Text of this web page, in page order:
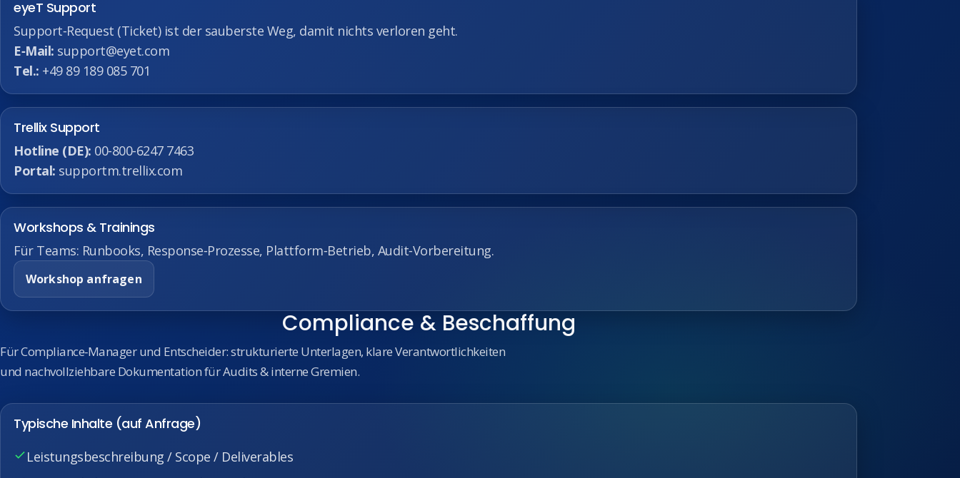
eyeT Support
Support‑Request (Ticket) ist der sauberste Weg, damit nichts verloren geht.
E‑Mail: support@eyet.com
Tel.: +49 89 189 085 701
Trellix Support
Hotline (DE): 00‑800‑6247 7463
Portal: supportm.trellix.com
Workshops & Trainings
Für Teams: Runbooks, Response‑Prozesse, Plattform‑Betrieb, Audit‑Vorbereitung.
Workshop anfragen
Compliance & Beschaffung
Für Compliance‑Manager und Entscheider: strukturierte Unterlagen, klare Verantwortlichkeiten
und nachvollziehbare Dokumentation für Audits & interne Gremien.
Typische Inhalte (auf Anfrage)
Leistungsbeschreibung / Scope / Deliverables